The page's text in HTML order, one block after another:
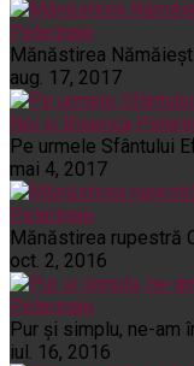
Pelerinaje
Mănăstirea
aug. 17, 2017
Noi și Biserica
Pe urmele Sfântului
mai 4, 2017
Pelerinaje
Mănăstirea rupestră
oct. 2, 2016
Pelerinaje
Pur şi simplu, ne-am
iul. 16, 2016